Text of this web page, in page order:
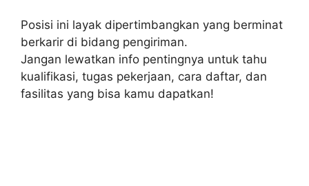
Posisi ini layak dipertimbangkan yang berminat
berkarir di bidang pengiriman.
Jangan lewatkan info pentingnya untuk tahu
kualifikasi, tugas pekerjaan, cara daftar, dan
fasilitas yang bisa kamu dapatkan!